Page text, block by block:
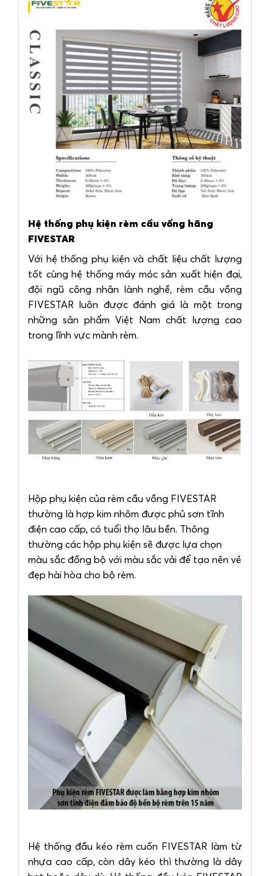
Hệ thống phụ kiện rèm cầu vồng hãng
FIVESTAR
Với hệ thống phụ kiện và chất liệu chất lượng
tốt cùng hệ thống máy móc sản xuất hiện đại,
đội ngũ công nhân lành nghề, rèm cầu vồng
FIVESTAR luôn được đánh giá là một trong
những sản phẩm Việt Nam chất lượng cao
trong lĩnh vực mành rèm.
Hộp phụ kiện của rèm cầu vồng FIVESTAR
thường là hợp kim nhôm được phủ sơn tĩnh
điện cao cấp, có tuổi thọ lâu bền. Thông
thường các hộp phụ kiện sẽ được lựa chọn
màu sắc đồng bộ với màu sắc vải để tạo nên vẻ
đẹp hài hòa cho bộ rèm.
Hệ thống đầu kéo rèm cuốn FIVESTAR làm từ
nhựa cao cấp, còn dây kéo thì thường là dây